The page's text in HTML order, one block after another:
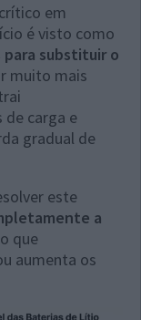
em
é visto como
para substituir o
muito mais
carga e
gradual de
este
a
que
aumenta os